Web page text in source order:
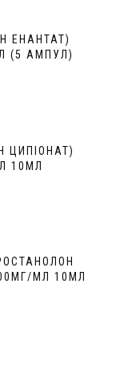
ЕНАНТАТ)
(5 АМПУЛ)
ЦИПІОНАТ)
10МЛ
МЛ 10МЛ